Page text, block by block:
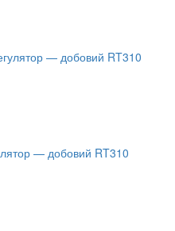
— добовий RT310